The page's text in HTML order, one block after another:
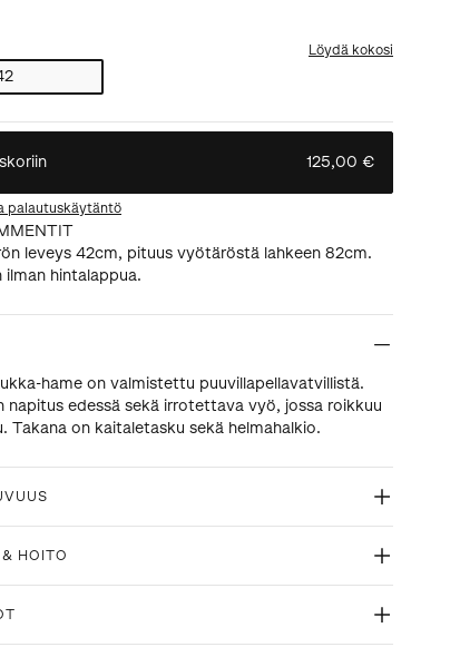
Löydä kokosi
125,00 €
palautuskäytäntö
leveys 42cm, pituus vyötäröstä lahkeen 82cm.
hintalappua.
hame on valmistettu puuvillapellavatvillistä.
napitus edessä sekä irrotettava vyö, jossa roikkuu
Takana on kaitaletasku sekä helmahalkio.
HOITO